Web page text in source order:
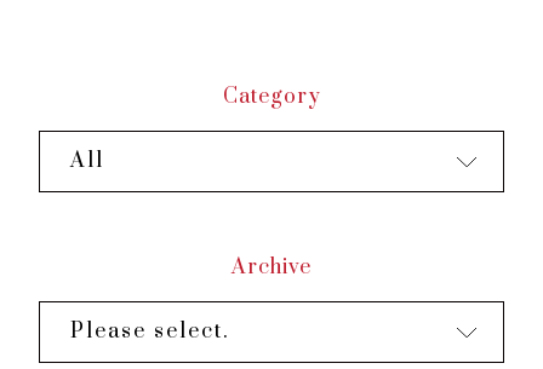
国料理などが新たに登場いたします！大人気
自家製麺のラーメンも定番メニューに仲間入
りいたしました！
インスタグラムにてお得な情報をアップして
Category
All
Archive
Please select.